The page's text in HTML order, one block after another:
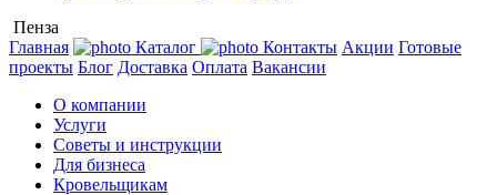
Пенза
Главная
Каталог Контакты Акции Готовые
проекты Блог Доставка Оплата Вакансии
О компании
Услуги
Советы и инструкции
Для бизнеса
Кровельщикам